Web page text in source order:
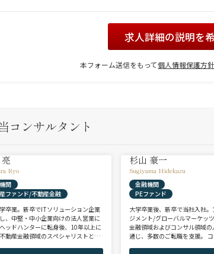
求人詳細の説明を
本フォーム送信をもって個人情報保護方針
コンサルタント
Ryo
関
ファンド/不動産金融
卒業。新卒でITソリューション企業
、中堅・中小企業向けの法人営業に
ッドハンターに転身後、10年以上に
動産金融領域のスペシャリストとし
杉山 豪一
Sugiyama Hidekazu
金融機関
PEファンド
大学卒業後、新卒で当社入社
ジメント/グローバルマーケッ
金融領域およびコンサル領域の
通じ、多数のご転職を支援。